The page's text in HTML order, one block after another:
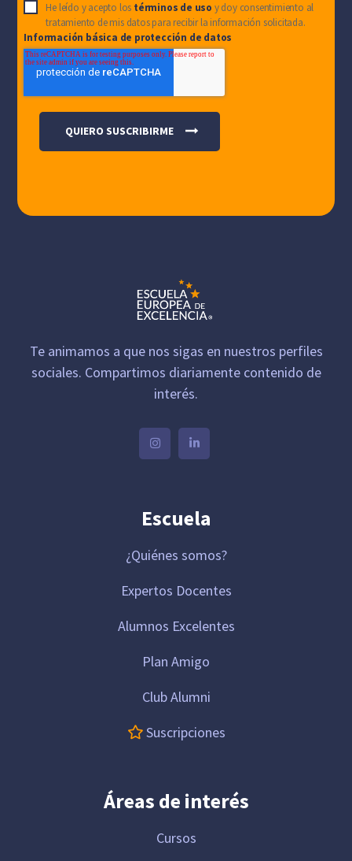
He leído y acepto los términos de uso y doy consentimiento al
tratamiento de mis datos para recibir la información solicitada.
Información básica de protección de datos
Te animamos a que nos sigas en nuestros perfiles
sociales. Compartimos diariamente contenido de
interés.
Escuela
¿Quiénes somos?
Expertos Docentes
Alumnos Excelentes
Plan Amigo
Club Alumni
Suscripciones
Áreas de interés
Cursos